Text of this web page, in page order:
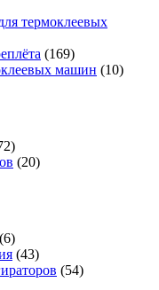
термоклеевых
(169)
машин (10)
(20)
(6)
(43)
(54)